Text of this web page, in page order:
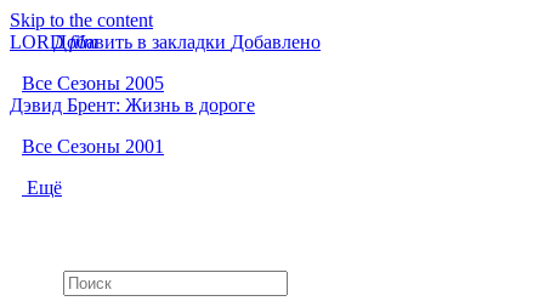
Skip to the content
LORDfilm
Все Сезоны 2005
Дэвид Брент: Жизнь в дороге
Все Сезоны 2001
Ещё
Добавить в закладки Добавлено